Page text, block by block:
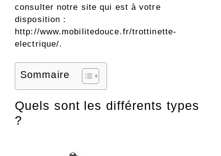
consulter notre site qui est à votre
disposition :
http://www.mobilitedouce.fr/trottinette-
electrique/.
Sommaire
Quels sont les différents types
?